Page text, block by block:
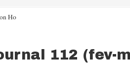
Ho
112 (fev-